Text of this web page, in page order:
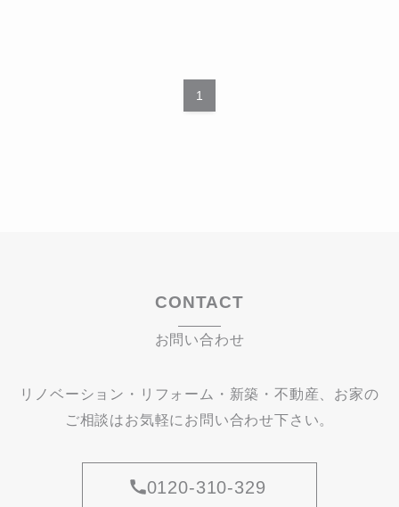
1
CONTACT
お問い合わせ
リノベーション・リフォーム・新築・不動産、お家の
ご相談はお気軽にお問い合わせ下さい。
0120-310-329